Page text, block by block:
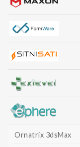
Ornatrix 3dsMax